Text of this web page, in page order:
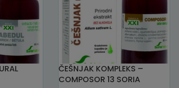
ČEŠNJAK KOMPLEKS –
COMPOSOR 13 SORIA